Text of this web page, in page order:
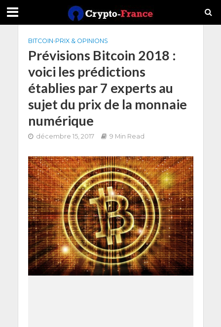
BITCOIN•PRIX & OPINIONS
Prévisions Bitcoin 2018 :
voici les prédictions
établies par 7 experts au
sujet du prix de la monnaie
numérique
décembre 15, 2017 9 Min Read